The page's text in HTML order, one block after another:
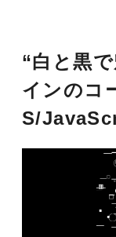
“白と黒
インのコ
S/